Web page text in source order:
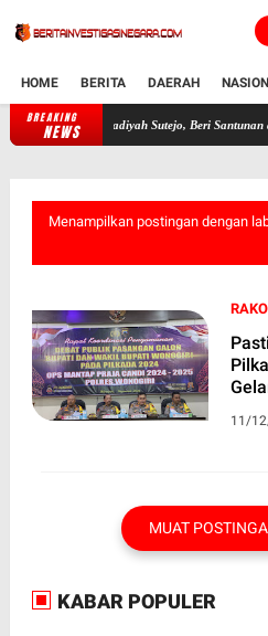
HOME BERITA DAERAH
BREAKING
NEWS
Muhammadiyah Sutejo, Beri Santunan
Menampilkan postingan dengan
11/
MUAT
KABAR POPULER